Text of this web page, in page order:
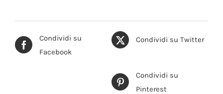
AGGIUNGI AL CARRELLO
Condividi su
Facebook
Condividi su Twitter
Condividi su
Pinterest